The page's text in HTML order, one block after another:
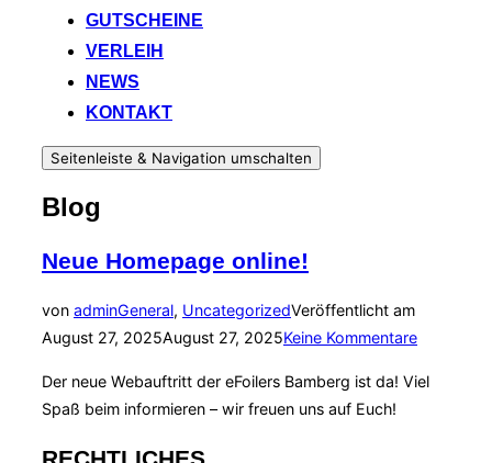
GUTSCHEINE
VERLEIH
NEWS
KONTAKT
Seitenleiste & Navigation umschalten
Blog
Neue Homepage online!
von adminGeneral, UncategorizedVeröffentlicht am
August 27, 2025August 27, 2025Keine Kommentare
Der neue Webauftritt der eFoilers Bamberg ist da! Viel
Spaß beim informieren – wir freuen uns auf Euch!